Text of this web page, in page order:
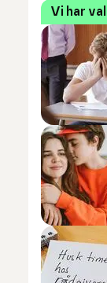
Vi har